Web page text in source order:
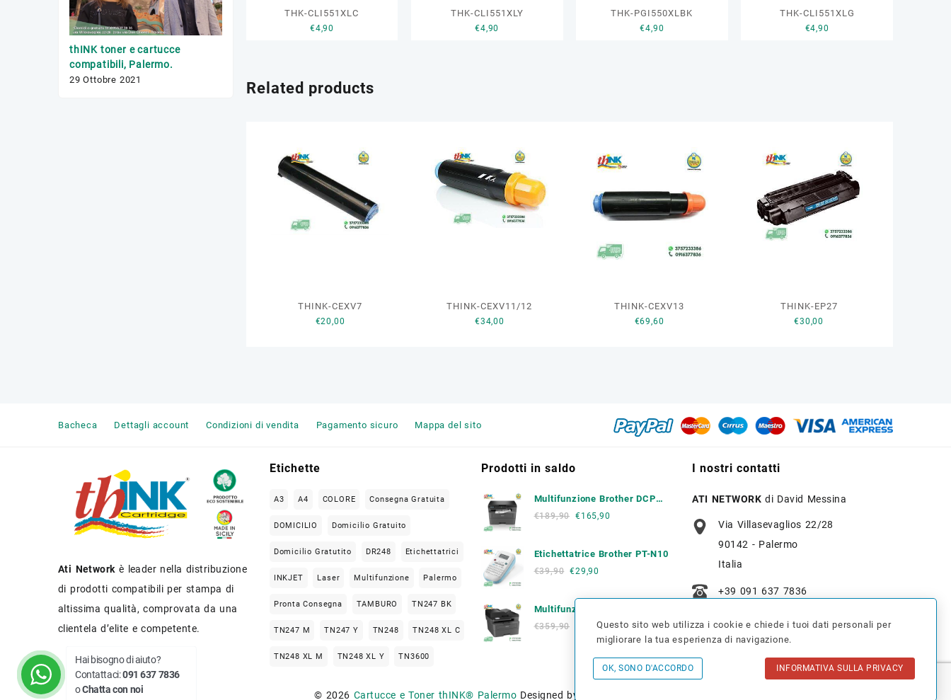
THK-CLI551XLC
€4,90
THK-CLI551XLY
€4,90
THK-PGI550XLBK
€4,90
THK-CLI551XLG
€4,90
Related products
THINK-CEXV7
€20,00
THINK-CEXV11/12
€34,00
THINK-CEXV13
€69,60
THINK-EP27
€30,00
thINK toner e cartucce
compatibili, Palermo.
29 Ottobre 2021 17 Febbraio 2020
Bacheca Dettagli account Condizioni di vendita Pagamento sicuro Mappa del sito
Ati Networkè leader nella distribuzione
di prodotti compatibili per stampa di
altissima qualità, comprovata da una
clientela d’elite e competente.
Etichette
A3 A4 COLORE Consegna Gratuita
DOMICILIO Domicilio Gratuito
Domicilio Gratutito DR248 Etichettatrici
INKJET Laser Multifunzione Palermo
Pronta Consegna TAMBURO TN247 BK
TN247 M TN247 Y TN248 TN248 XL C
TN248 XL M TN248 XL Y TN3600
Prodotti in saldo
Multifunzione Brother DCP
L2620 DW
€189,90 €165,90
Etichettatrice Brother PT-N10
€39,90 €29,90
Multifunzione Brother MFC
L2800 DW
€359,90 209,00
I nostri contatti
ATI NETWORK di David Messina
Via Villasevaglios 22/28
90142 - Palermo
Italia
+39 091 637 7836
info@tonerverde.it
© 2026 Cartucce e Toner thINK® Palermo Designed by
Questo sito web utilizza i cookie e chiede i tuoi dati personali per
migliorare la tua esperienza di navigazione.
OK, SONO D'ACCORDO INFORMATIVA SULLA PRIVACY
Hai bisogno di aiuto?
Contattaci:091 637 7836
oChatta con noi